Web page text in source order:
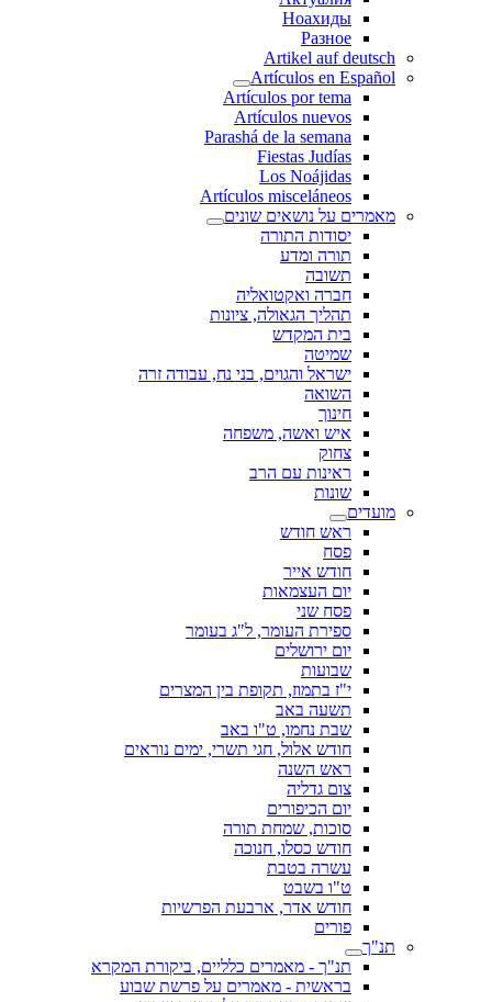
Ноахиды
Разное
Artikel auf deutsch
Artículos en Español
Artículos por tema
Artículos nuevos
Parashá de la semana
Fiestas Judías
Los Noájidas
Artículos misceláneos
מאמרים על נושאים שונים
יסודות התורה
תורה ומדע
תשובה
חברה ואקטואליה
תהליך הגאולה, ציונות
בית המקדש
שמיטה
ישראל והגוים, בני נח, עבודה זרה
השואה
חינוך
איש ואשה, משפחה
צחוק
ראינות עם הרב
שונות
מועדים
ראש חודש
פסח
חודש אייר
יום העצמאות
פסח שני
ספירת העומר, ל"ג בעומר
יום ירושלים
שבועות
י"ז בתמוז, תקופת בין המצרים
תשעה באב
שבת נחמו, ט"ו באב
חודש אלול, חגי תשרי, ימים נוראים
ראש השנה
צום גדליה
יום הכיפורים
סוכות, שמחת תורה
חודש כסלו, חנוכה
עשרה בטבת
ט"ו בשבט
חודש אדר, ארבעת הפרשיות
פורים
תנ"ך
תנ"ך - מאמרים כלליים, ביקורת המקרא
בראשית - מאמרים על פרשת שבוע